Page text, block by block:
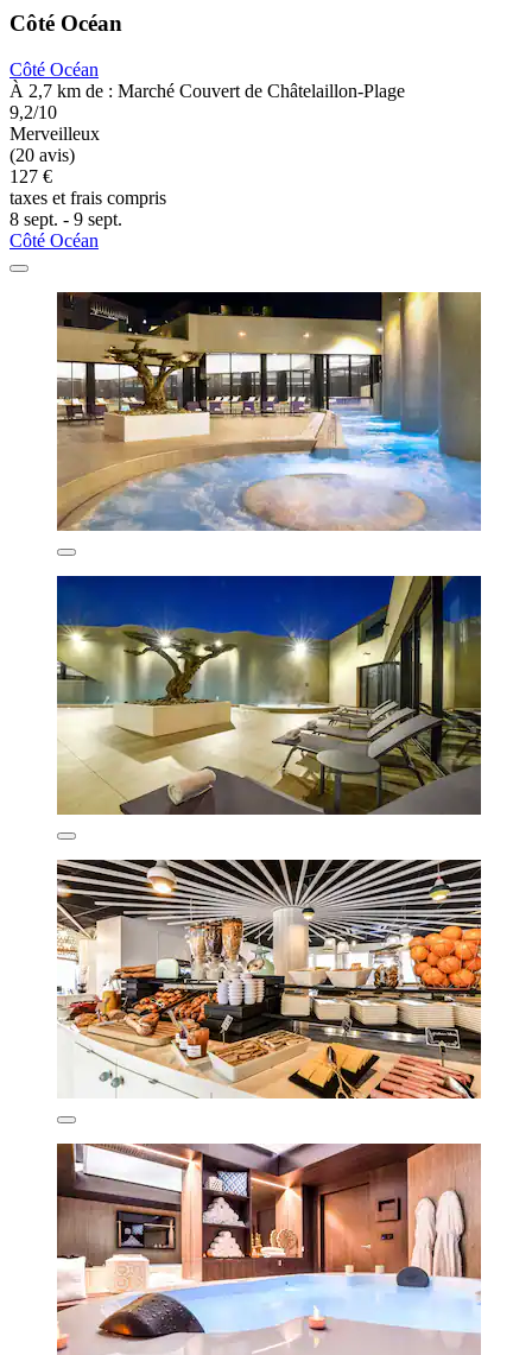
Côté Océan
Côté Océan
À 2,7 km de : Marché Couvert de Châtelaillon-Plage
9,2/10
Merveilleux
(20 avis)
127 €
taxes et frais compris
8 sept. - 9 sept.
Côté Océan